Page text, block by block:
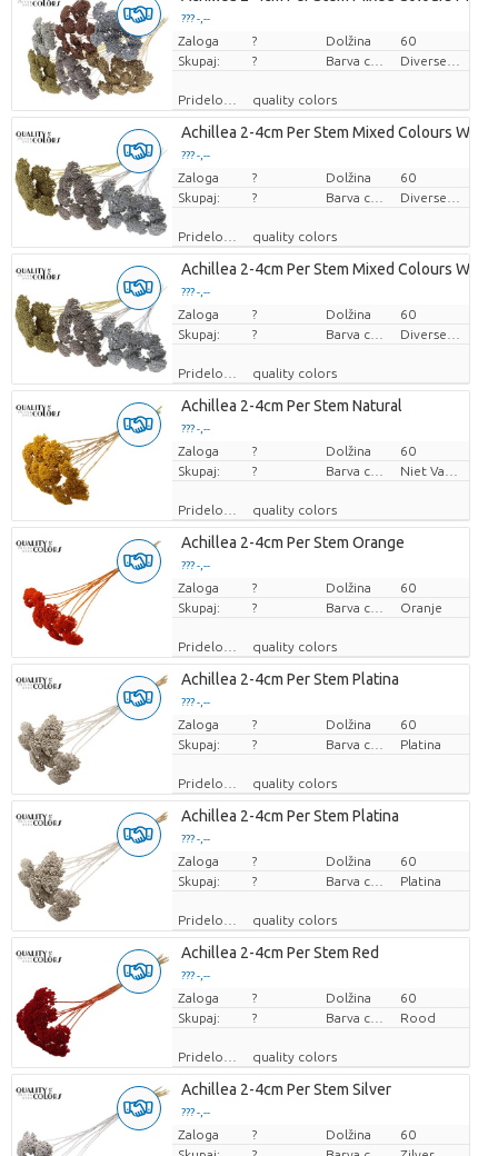
??? -,--
Cena za kos
Zaloga ? Dolžina
60
Skupaj:
?
quality colors
Achillea 2-4cm Per Stem Mixed Colours
??? -,--
Cena za kos
Zaloga ? Dolžina
60
Skupaj:
?
quality colors
Achillea 2-4cm Per Stem Mixed Colours
??? -,--
Cena za kos
Zaloga ? Dolžina
60
Skupaj:
?
quality colors
Achillea 2-4cm Per Stem Natural
??? -,--
Cena za kos
Zaloga ? Dolžina
60
Skupaj:
?
quality colors
Achillea 2-4cm Per Stem Orange
??? -,--
Cena za kos
Zaloga ? Dolžina
60
Skupaj:
? Oranje
quality colors
Achillea 2-4cm Per Stem Platina
??? -,--
Cena za kos
Zaloga ? Dolžina
60
Skupaj:
? Platina
quality colors
Achillea 2-4cm Per Stem Platina
??? -,--
Cena za kos
Zaloga ? Dolžina
60
Skupaj:
? Platina
quality colors
Achillea 2-4cm Per Stem Red
??? -,--
Cena za kos
Zaloga ? Dolžina
60
Skupaj:
? Rood
quality colors
Achillea 2-4cm Per Stem Silver
??? -,--
Cena za kos
Zaloga ? Dolžina
60